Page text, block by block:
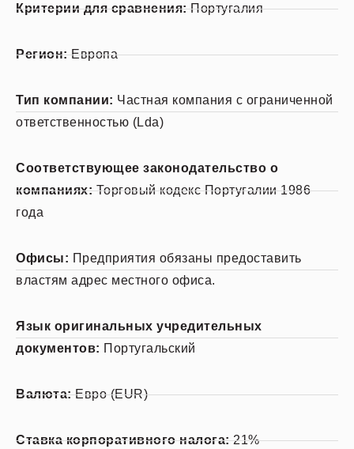
Критерии для сравнения:Португалия
Регион:Европа
Тип компании: Частная компания с ограниченной
ответственностью (Lda)
Соответствующее законодательство о
компаниях:Торговый кодекс Португалии 1986
года
Офисы: Предприятия обязаны предоставить
властям адрес местного офиса.
Язык оригинальных учредительных
документов: Португальский
Валюта:Евро (EUR)
Ставка корпоративного налога:21%